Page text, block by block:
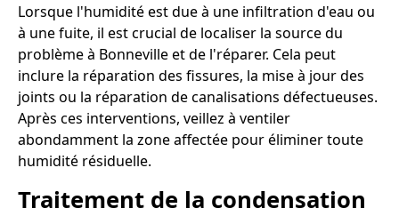
Lorsque l'humidité est due à une infiltration d'eau ou
à une fuite, il est crucial de localiser la source du
problème à Bonneville et de l'réparer. Cela peut
inclure la réparation des fissures, la mise à jour des
joints ou la réparation de canalisations défectueuses.
Après ces interventions, veillez à ventiler
abondamment la zone affectée pour éliminer toute
humidité résiduelle.
Traitement de la condensation